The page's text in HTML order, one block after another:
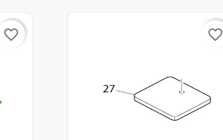
favorite_border favorite_border